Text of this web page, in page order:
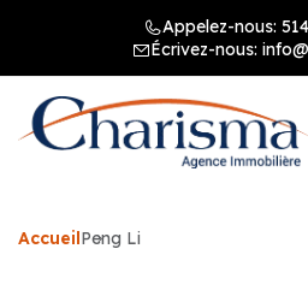
Appelez-nous:
Écrivez-nous:
AccueilPeng Li